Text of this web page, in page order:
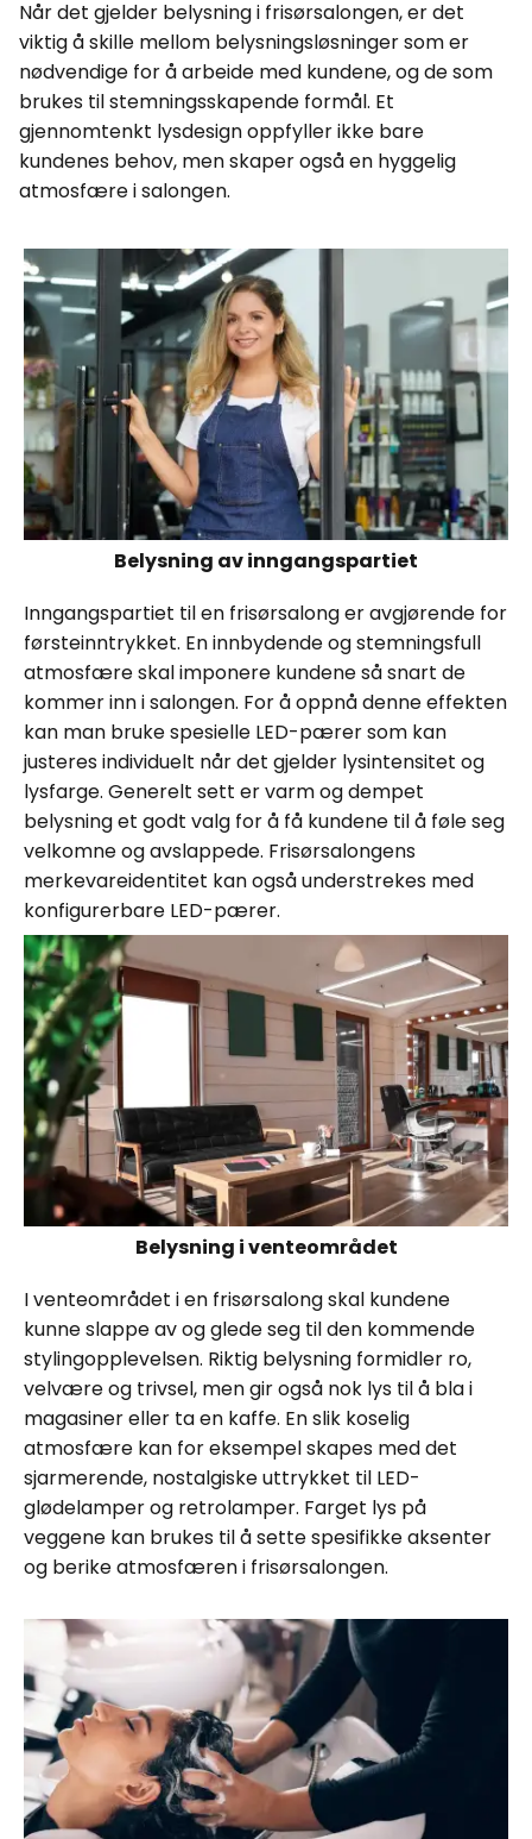
Når det gjelder belysning i frisørsalongen, er det
viktig å skille mellom belysningsløsninger som er
nødvendige for å arbeide med kundene, og de som
brukes til stemningsskapende formål. Et
gjennomtenkt lysdesign oppfyller ikke bare
kundenes behov, men skaper også en hyggelig
atmosfære i salongen.
Belysning av inngangspartiet
Inngangspartiet til en frisørsalong er avgjørende for
førsteinntrykket. En innbydende og stemningsfull
atmosfære skal imponere kundene så snart de
kommer inn i salongen. For å oppnå denne effekten
kan man bruke spesielle LED-pærer som kan
justeres individuelt når det gjelder lysintensitet og
lysfarge. Generelt sett er varm og dempet
belysning et godt valg for å få kundene til å føle seg
velkomne og avslappede. Frisørsalongens
merkevareidentitet kan også understrekes med
konfigurerbare LED-pærer.
Belysning i venteområdet
I venteområdet i en frisørsalong skal kundene
kunne slappe av og glede seg til den kommende
stylingopplevelsen. Riktig belysning formidler ro,
velvære og trivsel, men gir også nok lys til å bla i
magasiner eller ta en kaffe. En slik koselig
atmosfære kan for eksempel skapes med det
sjarmerende, nostalgiske uttrykket til LED-
glødelamper og retrolamper. Farget lys på
veggene kan brukes til å sette spesifikke aksenter
og berike atmosfæren i frisørsalongen.